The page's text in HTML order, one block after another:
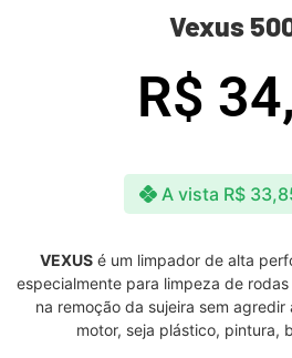
Vexus
R$
A vista R$
VEXUSé um limpador de alta
especialmente para limpeza de
na remoção da sujeira sem
motor, seja plástico, pintura,